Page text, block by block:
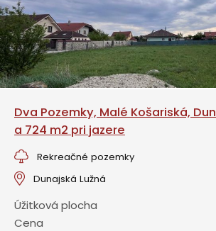
Dva Pozemky, Malé Košariská,
a 724 m2 pri jazere
Rekreačné pozemky
Dunajská Lužná
Úžitková plocha
Cena